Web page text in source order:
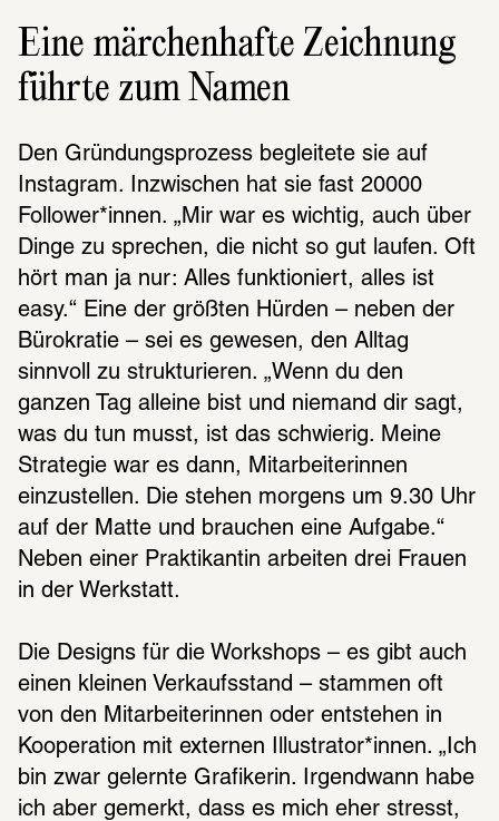
Eine märchenhafte Zeichnung
führte zum Namen
Den Gründungsprozess begleitete sie auf
Instagram. Inzwischen hat sie fast 20000
Follower*innen. „Mir war es wichtig, auch über
Dinge zu sprechen, die nicht so gut laufen. Oft
hört man ja nur: Alles funktioniert, alles ist
easy.“ Eine der größten Hürden – neben der
Bürokratie – sei es gewesen, den Alltag
sinnvoll zu strukturieren. „Wenn du den
ganzen Tag alleine bist und niemand dir sagt,
was du tun musst, ist das schwierig. Meine
Strategie war es dann, Mitarbeiterinnen
einzustellen. Die stehen morgens um 9.30 Uhr
auf der Matte und brauchen eine Aufgabe.“
Neben einer Praktikantin arbeiten drei Frauen
in der Werkstatt.
Die Designs für die Workshops – es gibt auch
einen kleinen Verkaufsstand – stammen oft
von den Mitarbeiterinnen oder entstehen in
Kooperation mit externen Illustrator*innen. „Ich
bin zwar gelernte Grafikerin. Irgendwann habe
ich aber gemerkt, dass es mich eher stresst,